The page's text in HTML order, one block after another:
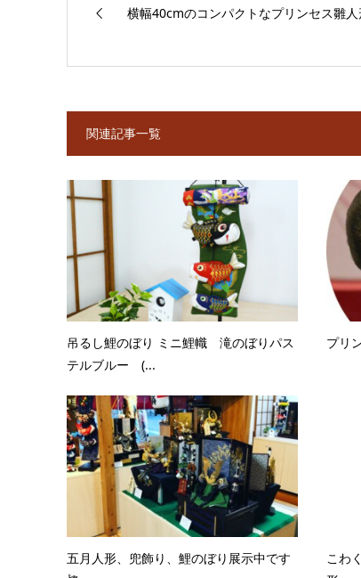
横幅40cmのコンパクトなプリンセス雛
関連記事一覧
吊るし鯉のぼり ミニ鯉幟 滝のぼりパス
テルブルー (...
プリ
五月人形、兜飾り、鯉のぼり展示中です
こわ